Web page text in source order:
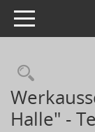
Toggle navigation
Halle" -